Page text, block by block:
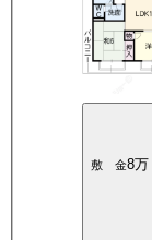
敷 金8万